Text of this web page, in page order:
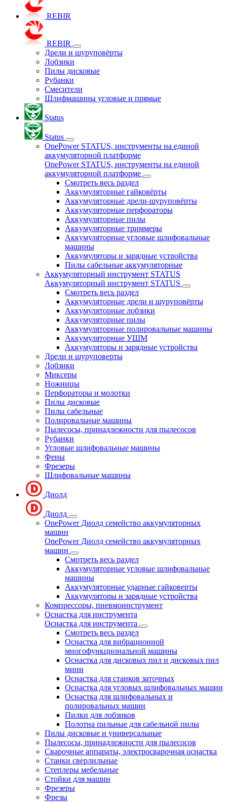
REBIR
REBIR
Дрели и шуруповёрты
Лобзики
Пилы дисковые
Рубанки
Смесители
Шлифмашины угловые и прямые
Status
Status
OnePower STATUS, инструменты на единой
аккумуляторной платформе
OnePower STATUS, инструменты на единой
аккумуляторной платформе
Смотреть весь раздел
Аккумуляторные гайковёрты
Аккумуляторные дрели-шуруповёрты
Аккумуляторные перфораторы
Аккумуляторные пилы
Аккумуляторные триммеры
Аккумуляторные угловые шлифовальные
машины
Аккумуляторы и зарядные устройства
Пилы сабельные аккумуляторные
Аккумуляторный инструмент STATUS
Аккумуляторный инструмент STATUS
Смотреть весь раздел
Аккумуляторные дрели и шуруповёрты
Аккумуляторные лобзики
Аккумуляторные пилы
Аккумуляторные полировальные машины
Аккумуляторные УШМ
Аккумуляторы и зарядные устройства
Дрели и шуруповерты
Лобзики
Миксеры
Ножницы
Перфораторы и молотки
Пилы дисковые
Пилы сабельные
Полировальные машины
Пылесосы, принадлежности для пылесосов
Рубанки
Угловые шлифовальные машины
Фены
Фрезеры
Шлифовальные машины
Диолд
Диолд
OnePower Диолд семейство аккумуляторных
машин
OnePower Диолд семейство аккумуляторных
машин
Смотреть весь раздел
Аккумуляторные угловые шлифовальные
машины
Аккумуляторные ударные гайковерты
Аккумуляторы и зарядные устройства
Компрессоры, пневмоинструмент
Оснастка для инструмента
Оснастка для инструмента
Смотреть весь раздел
Оснастка для вибрационной
многофункциональной машины
Оснастка для дисковых пил и дисковых пил
мини
Оснастка для станков заточных
Оснастка для угловых шлифовальных машин
Оснастка для шлифовальных и
полировальных машин
Пилки для лобзиков
Полотна пильные для сабельной пилы
Пилы дисковые и универсальные
Пылесосы, принадлежности для пылесосов
Сварочные аппараты, электросварочная оснастка
Станки сверлильные
Степлеры мебельные
Стойки для машин
Фрезеры
Фрезы